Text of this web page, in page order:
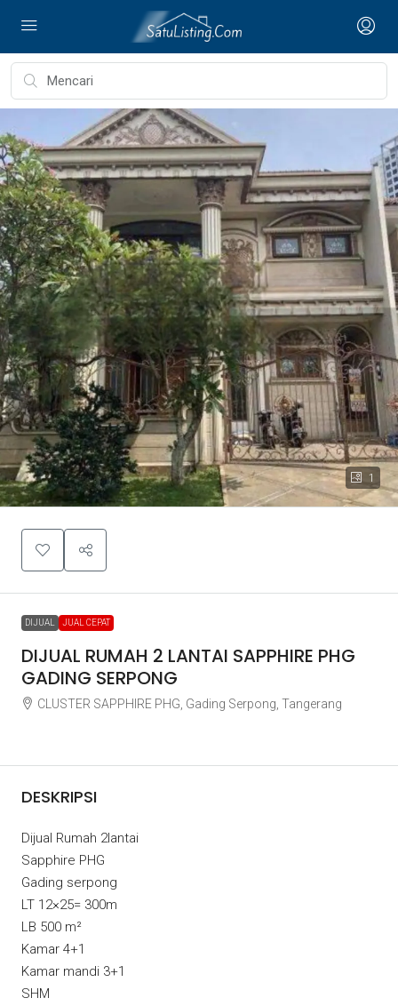
1
DIJUAL JUAL CEPAT
DIJUAL RUMAH 2 LANTAI SAPPHIRE PHG
GADING SERPONG
CLUSTER SAPPHIRE PHG, Gading Serpong, Tangerang
DESKRIPSI
Dijual Rumah 2lantai
Sapphire PHG
Gading serpong
LT 12×25= 300m
LB 500 m²
Kamar 4+1
Kamar mandi 3+1
SHM